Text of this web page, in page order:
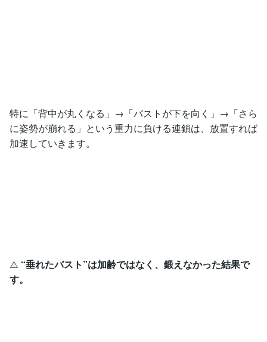
特に「背中が丸くなる」→「バストが下を向く」→「さら
に姿勢が崩れる」という重力に負ける連鎖は、放置すれば
加速していきます。
⚠️ “垂れたバスト”は加齢ではなく、鍛えなかった結果で
す。